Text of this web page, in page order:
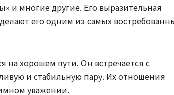
и многие другие. Его выразительная
его одним из самых
хорошем пути. Он встречается с
и стабильную пару. Их отношения
уважении.